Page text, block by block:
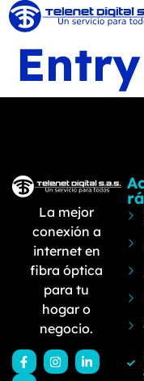
La mejor
conexión a
internet en
fibra óptica
para tu
hogar o
negocio.